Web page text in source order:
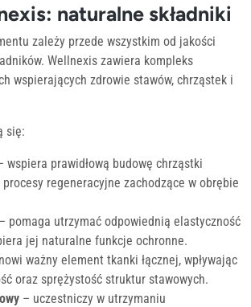
naturalne składniki
zależy przede wszystkim od jakości
Wellnexis zawiera kompleks
wspierających zdrowie stawów, chrząstek i
się:
wspiera prawidłową budowę chrząstki
regeneracyjne zachodzące w obrębie
– pomaga utrzymać odpowiednią elastyczność
jej naturalne funkcje ochronne.
ważny element tkanki łącznej, wpływając
oraz sprężystość struktur stawowych.
– uczestniczy w utrzymaniu